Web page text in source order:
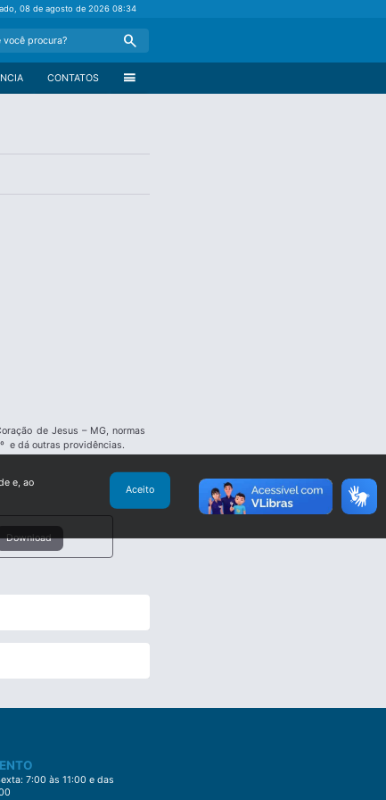
08 de agosto de 202608:34
Search
menu
CONTATOS
de Jesus – MG, normas
e dá outras providências.
Download
7:00 às 11:00 e das
e, ao
Aceito